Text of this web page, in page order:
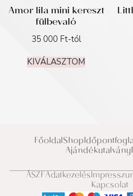
Amor lila mini kereszt
fülbevaló
35 000 Ft-tól
KIVÁLASZTOM
FőoldalShop
Ajándékutalvány
ÁSZFAdatkezelés
Kapcsolat